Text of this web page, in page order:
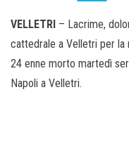
VELLETRI – Lacrime,
cattedrale a Velletri per la
24 enne morto martedì
Napoli a Velletri.